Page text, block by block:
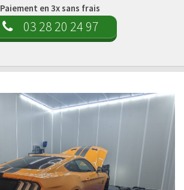
Paiement en 3x sans frais
03 28 20 24 97